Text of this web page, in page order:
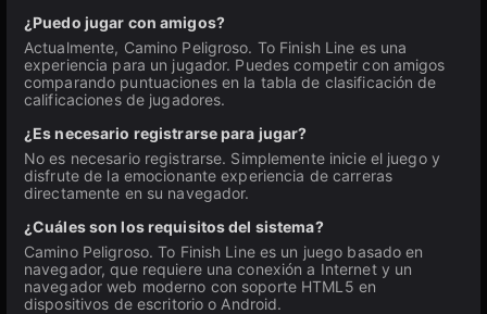
¿Puedo jugar con amigos?
Actualmente, Camino Peligroso. To Finish Line es una
experiencia para un jugador. Puedes competir con amigos
comparando puntuaciones en la tabla de clasificación de
calificaciones de jugadores.
¿Es necesario registrarse para jugar?
No es necesario registrarse. Simplemente inicie el juego y
disfrute de la emocionante experiencia de carreras
directamente en su navegador.
¿Cuáles son los requisitos del sistema?
Camino Peligroso. To Finish Line es un juego basado en
navegador, que requiere una conexión a Internet y un
navegador web moderno con soporte HTML5 en
dispositivos de escritorio o Android.